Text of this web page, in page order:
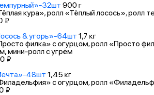
32шт 900 г
кура», ролл «Тёплый лосось», ролл
₽
& угорь»-64шт 1,7 кг
филка» с огурцом, ролл «Просто
мини-ролл с угрём
₽
48шт 1,45 кг
с огурцом, ролл
₽